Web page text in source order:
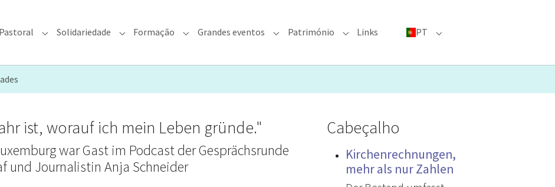
for "Arquidiocese"Submenu for "Fé & Pastoral"
Solidariedade Submenu for "Solidariedade"
Formação Submenu for "Formação"
Grandes eventos Submenu for "Grandes eventos"
Património Submenu for "Património"
Links PT Submenu for "PT"
ist, worauf ich mein Leben gründe."
war Gast im Podcast der Gesprächsrunde
und Journalistin Anja Schneider
Cabeçalho
Kirchenrechnungen,
mehr als nur Zahlen